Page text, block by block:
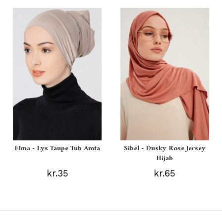
Elma - Lys Taupe Tub Amta
kr.35
Sibel - Dusky Rose Jersey
Hijab
kr.65